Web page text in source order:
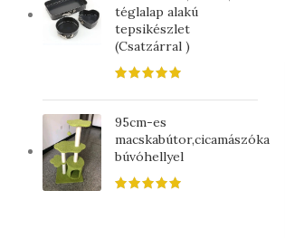
téglalap alakú
tepsikészlet
(Csatzárral )
95cm-es
macskabútor,cicamászóka
búvóhellyel